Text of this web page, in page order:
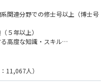
関連分野での修士号以上（博士号
５年以上）
高度な知識・スキル
（TOEIC 700点以上目安）
ーション能力
との共同研究経験（3年以上）
11,067人）